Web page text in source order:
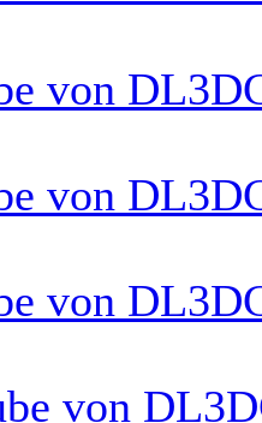
von
von
von
von